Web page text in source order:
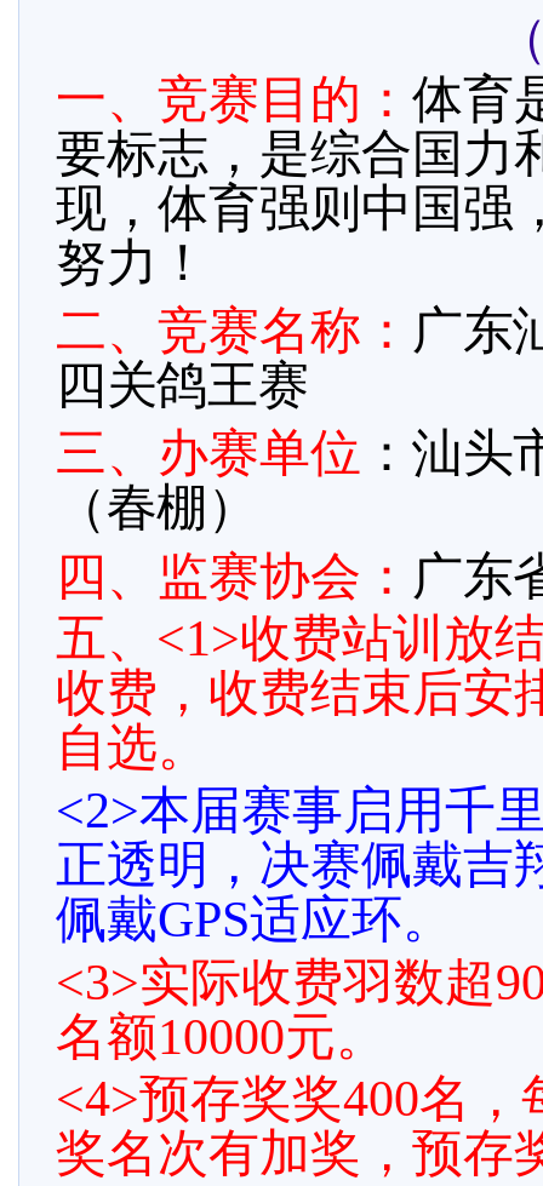
一、竞赛目的： 体育
要标志，是综合国力
现，体育强则中国强
努力！
二、竞赛名称： 广东
四关鸽王赛
三、办赛单位 ： 汕头
（春棚）
四、监赛协会： 广东
五、 <1>收费站训放
收费，收费结束后安
自选。
<2>本届赛事启用千
正透明，决赛佩戴吉
佩戴GPS适应环。
<3>实际收费羽数超
名额10000元。
<4>预存奖奖400名
奖名次有加奖，预存